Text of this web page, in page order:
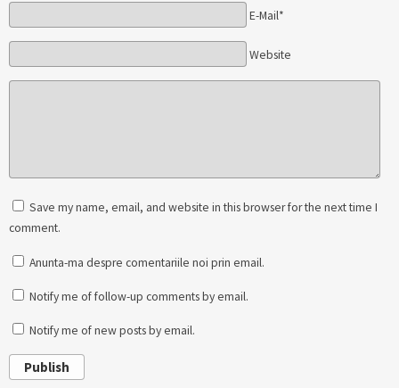
E-Mail*
Website
Save my name, email, and website in this browser for the next time I
comment.
Anunta-ma despre comentariile noi prin email.
Notify me of follow-up comments by email.
Notify me of new posts by email.
Publish